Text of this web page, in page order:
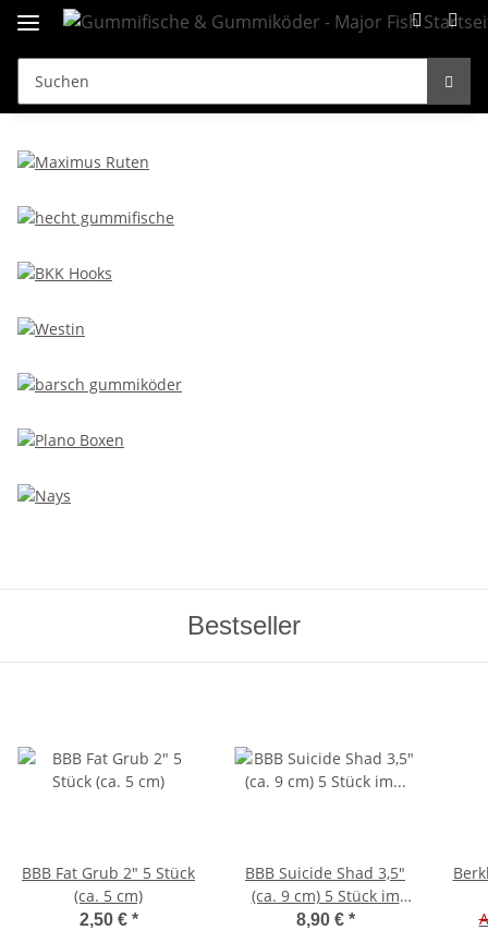
Bestseller
BBB Fat Grub 2" 5 Stück
(ca. 5 cm)
2,50 € *
BBB Suicide Shad 3,5"
(ca. 9 cm) 5 Stück im
Hartschalenblister
8,90 € *